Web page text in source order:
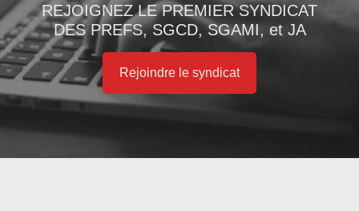
REJOIGNEZ LE PREMIER SYNDICAT
DES PREFS, SGCD, SGAMI, et JA
Rejoindre le syndicat